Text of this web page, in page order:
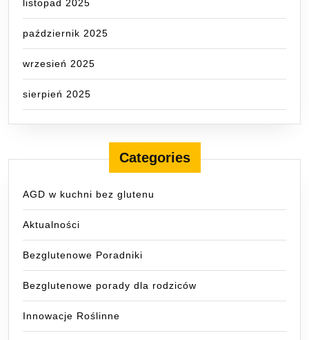
listopad 2025
październik 2025
wrzesień 2025
sierpień 2025
Categories
AGD w kuchni bez glutenu
Aktualności
Bezglutenowe Poradniki
Bezglutenowe porady dla rodziców
Innowacje Roślinne